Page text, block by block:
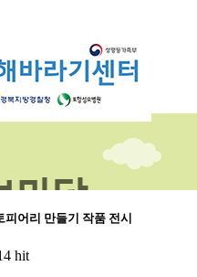
어리 만들기 작품 전시
hit